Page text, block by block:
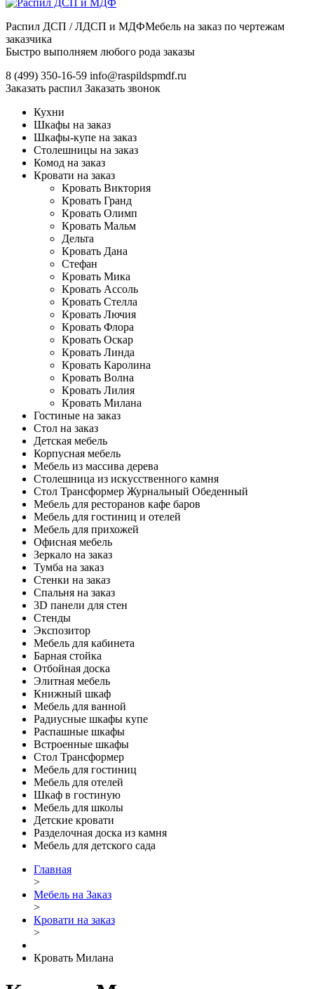
Распил ДСП / ЛДСП и МДФМебель на заказ по чертежам
заказчика
Быстро выполняем любого рода заказы
8 (499) 350-16-59 info@raspildspmdf.ru
Заказать распил Заказать звонок
Кухни
Шкафы на заказ
Шкафы-купе на заказ
Столешницы на заказ
Комод на заказ
Кровати на заказ
Кровать Виктория
Кровать Гранд
Кровать Олимп
Кровать Мальм
Дельта
Кровать Дана
Стефан
Кровать Мика
Кровать Ассоль
Кровать Стелла
Кровать Лючия
Кровать Флора
Кровать Оскар
Кровать Линда
Кровать Каролина
Кровать Волна
Кровать Лилия
Кровать Милана
Гостиные на заказ
Стол на заказ
Детская мебель
Корпусная мебель
Мебель из массива дерева
Столешница из искусственного камня
Стол Трансформер Журнальный Обеденный
Мебель для ресторанов кафе баров
Мебель для гостиниц и отелей
Мебель для прихожей
Офисная мебель
Зеркало на заказ
Тумба на заказ
Стенки на заказ
Спальня на заказ
3D панели для стен
Стенды
Экспозитор
Мебель для кабинета
Барная стойка
Отбойная доска
Элитная мебель
Книжный шкаф
Мебель для ванной
Радиусные шкафы купе
Распашные шкафы
Встроенные шкафы
Стол Трансформер
Мебель для гостиниц
Мебель для отелей
Шкаф в гостиную
Мебель для школы
Детские кровати
Разделочная доска из камня
Мебель для детского сада
Главная
>
Мебель на Заказ
>
Кровати на заказ
>
Кровать Милана